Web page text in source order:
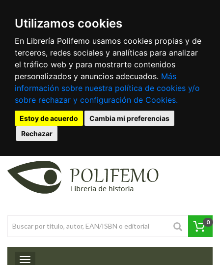
Utilizamos cookies
En Librería Polifemo usamos cookies propias y de
terceros, redes sociales y analíticas para analizar
el tráfico web y para mostrarte contenidos
personalizados y anuncios adecuados. Más
información sobre nuestra política de cookies y/o
sobre rechazar y configuración de Cookies.
Estoy de acuerdo
Cambia mi preferencias
Rechazar
0
Toggle navigation